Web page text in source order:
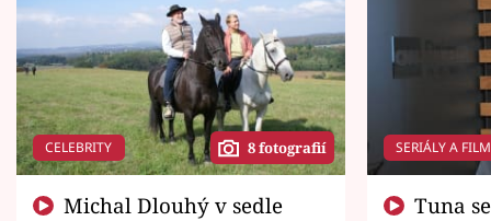
CELEBRITY 8 fotografií SERIÁLY A